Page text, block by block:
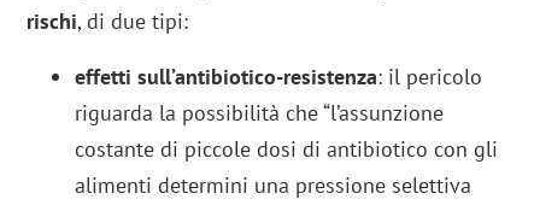
rischi, di due tipi:
effetti sull’antibiotico-resistenza: il pericolo
riguarda la possibilità che “l’assunzione
costante di piccole dosi di antibiotico con gli
alimenti determini una pressione selettiva